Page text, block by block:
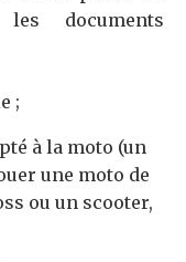
documents
;
à la moto (un
une moto de
ou un scooter,